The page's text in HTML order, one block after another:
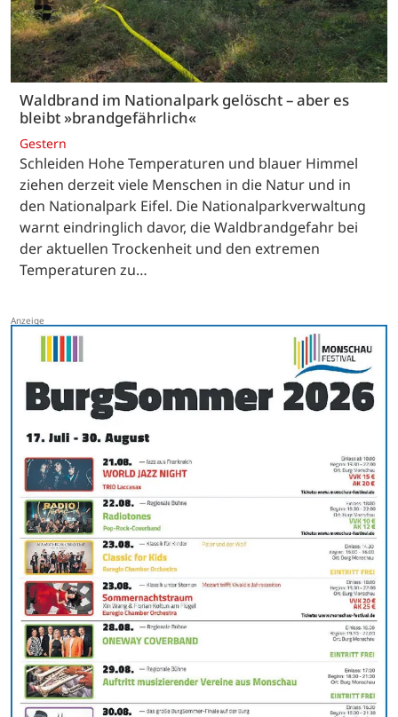
Waldbrand im Nationalpark gelöscht – aber es
bleibt »brandgefährlich«
Gestern
Schleiden Hohe Temperaturen und blauer Himmel
ziehen derzeit viele Menschen in die Natur und in
den Nationalpark Eifel. Die Nationalparkverwaltung
warnt eindringlich davor, die Waldbrandgefahr bei
der aktuellen Trockenheit und den extremen
Temperaturen zu…